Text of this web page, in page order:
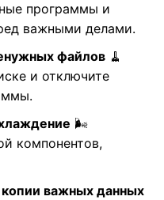
программы и
важными делами.
файлов🧹
и отключите
🌬️
компонентов,
важных данных